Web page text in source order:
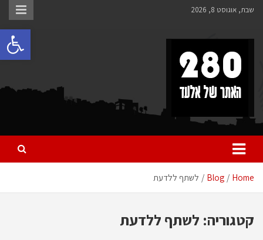
Skipשבת, אוגוסט 8, 2026
280 – חדשות אלעד
כל מה שחדש ומעניין באלעד
Home
Blog לשתף ללדעת
קטגוריה: לשתף ללדעת